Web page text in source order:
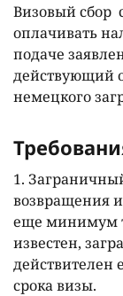
Визовый сбор
оплачивать
подаче
действующий
немецкого
1.
возвращения
еще минимум
известен,
действителен
срока визы.